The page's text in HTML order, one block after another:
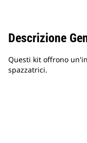
Descrizione
Questi kit offrono
spazzatrici.